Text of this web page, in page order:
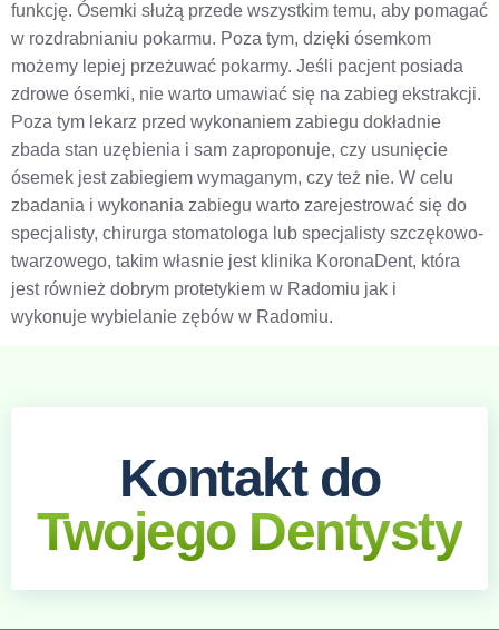
funkcję. Ósemki służą przede wszystkim temu, aby pomagać
w rozdrabnianiu pokarmu. Poza tym, dzięki ósemkom
możemy lepiej przeżuwać pokarmy. Jeśli pacjent posiada
zdrowe ósemki, nie warto umawiać się na zabieg ekstrakcji.
Poza tym lekarz przed wykonaniem zabiegu dokładnie
zbada stan uzębienia i sam zaproponuje, czy usunięcie
ósemek jest zabiegiem wymaganym, czy też nie. W celu
zbadania i wykonania zabiegu warto zarejestrować się do
specjalisty, chirurga stomatologa lub specjalisty szczękowo-
twarzowego, takim własnie jest klinika KoronaDent, która
jest również dobrym protetykiem w Radomiu jak i
wykonuje wybielanie zębów w Radomiu.
Kontakt do
Twojego Dentysty